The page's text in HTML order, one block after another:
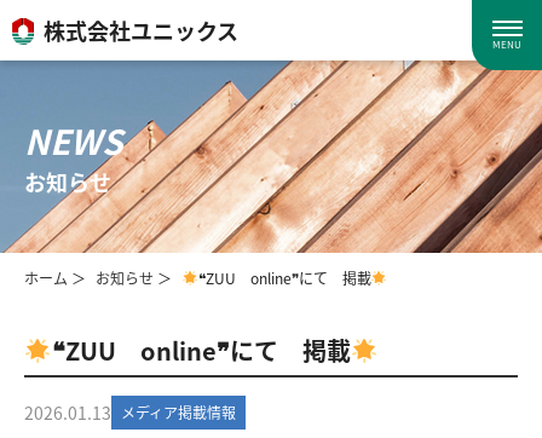
MENU
株式会社ユニックス
NEWS
お知らせ
ホーム お知らせ ❝ZUU online❞にて 掲載
❝ZUU online❞にて 掲載
2026.01.13 メディア掲載情報